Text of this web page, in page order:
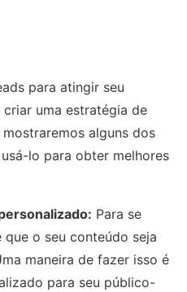
para atingir seu
uma estratégia de
alguns dos
lo para obter melhores
Para se
o seu conteúdo seja
maneira de fazer isso é
para seu público-